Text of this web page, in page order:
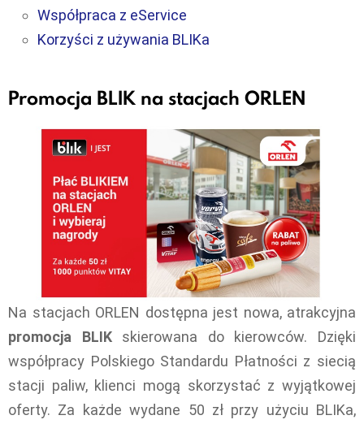
Współpraca z eService
Korzyści z używania BLIKa
Promocja BLIK na stacjach ORLEN
Na stacjach ORLEN dostępna jest nowa, atrakcyjna
promocja BLIKskierowana do kierowców. Dzięki
współpracy Polskiego Standardu Płatności z siecią
stacji paliw, klienci mogą skorzystać z wyjątkowej
oferty. Za każde wydane 50 zł przy użyciu BLIKa,